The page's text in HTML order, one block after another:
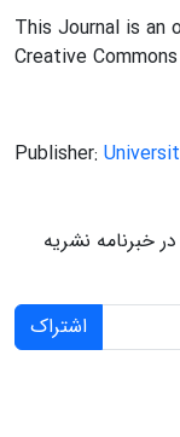
This Journal is an
Creative
Publisher:
خبرنامه نشریه
اشتراک